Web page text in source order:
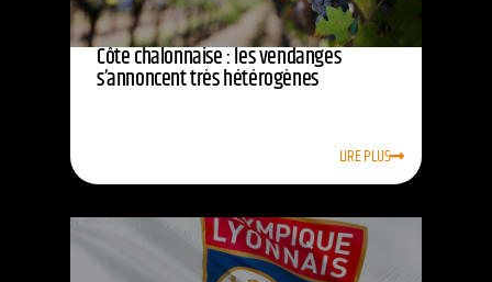
Côte chalonnaise : les vendanges
s’annoncent très hétérogènes
LIRE PLUS